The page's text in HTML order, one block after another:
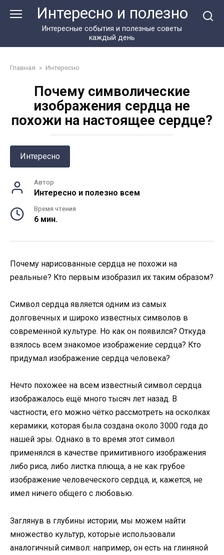
Интересно и полезно
Интересные события и полезные советы
каждый день
Главная » Интересно
Почему символические
изображения сердца не
похожи на настоящее сердце?
Интересно
Автор
Интересно и полезно всем
Время чтения
6 мин.
Почему нарисованные сердца не похожи на
реальные? Кто первым изобразил их таким образом?
Символ сердца является одним из самых
долговечных и широко известных символов в
современной культуре. Но как он появился? Откуда
взялось всем знакомое изображение сердца? Кто
придумал изображение сердца человека?
Нечто похожее на всем известный символ сердца
изображалось ещё много тысяч лет назад. В
частности, его можно чётко рассмотреть на осколках
керамики, которая была создана около 3000 года до
нашей эры. Однако в то время этот символ
применялся в качестве примитивного изображения
либо риса, либо листка плюща, а не как грубое
изображение человеческого сердца, и, кажется, не
имел ничего общего с любовью.
Заглянув в глубины истории, мы можем найти
множество культур, которые использовали
аналогичный символ: например, он есть на глиняной